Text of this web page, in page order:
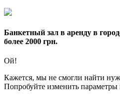
Банкетный зал в аренду в
более 2000 грн.
Ой!
Кажется, мы не смогли найти
Попробуйте изменить параметры